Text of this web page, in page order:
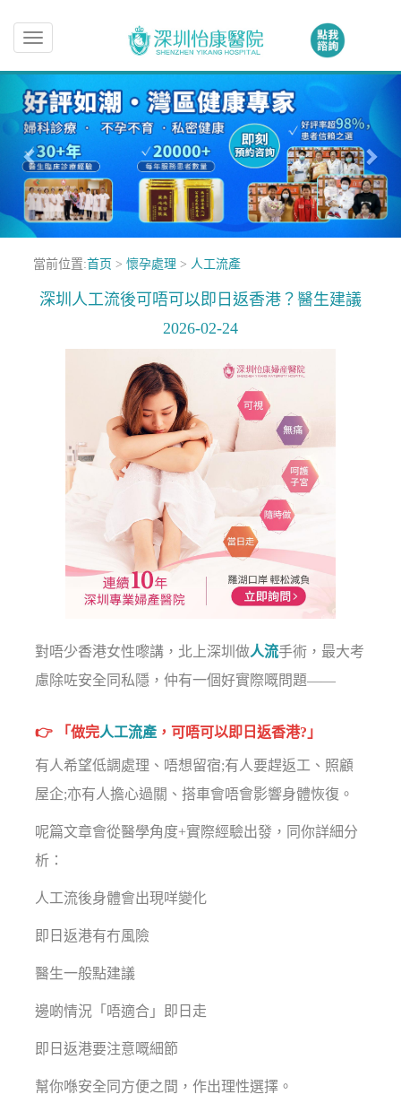
Toggle
navigation
當前位置:首页 > 懷孕處理 > 人工流產
深圳人工流後可唔可以即日返香港？醫生建議
2026-02-24
對唔少香港女性嚟講，北上深圳做人流手術，最大考
慮除咗安全同私隱，仲有一個好實際嘅問題——
👉 「做完人工流產 ，可唔可以即日返香港?」
有人希望低調處理、唔想留宿;有人要趕返工、照顧
屋企;亦有人擔心過關、搭車會唔會影響身體恢復。
呢篇文章會從醫學角度+實際經驗出發，同你詳細分
析：
人工流後身體會出現咩變化
即日返港有冇風險
醫生一般點建議
邊啲情況「唔適合」即日走
即日返港要注意嘅細節
幫你喺安全同方便之間，作出理性選擇。